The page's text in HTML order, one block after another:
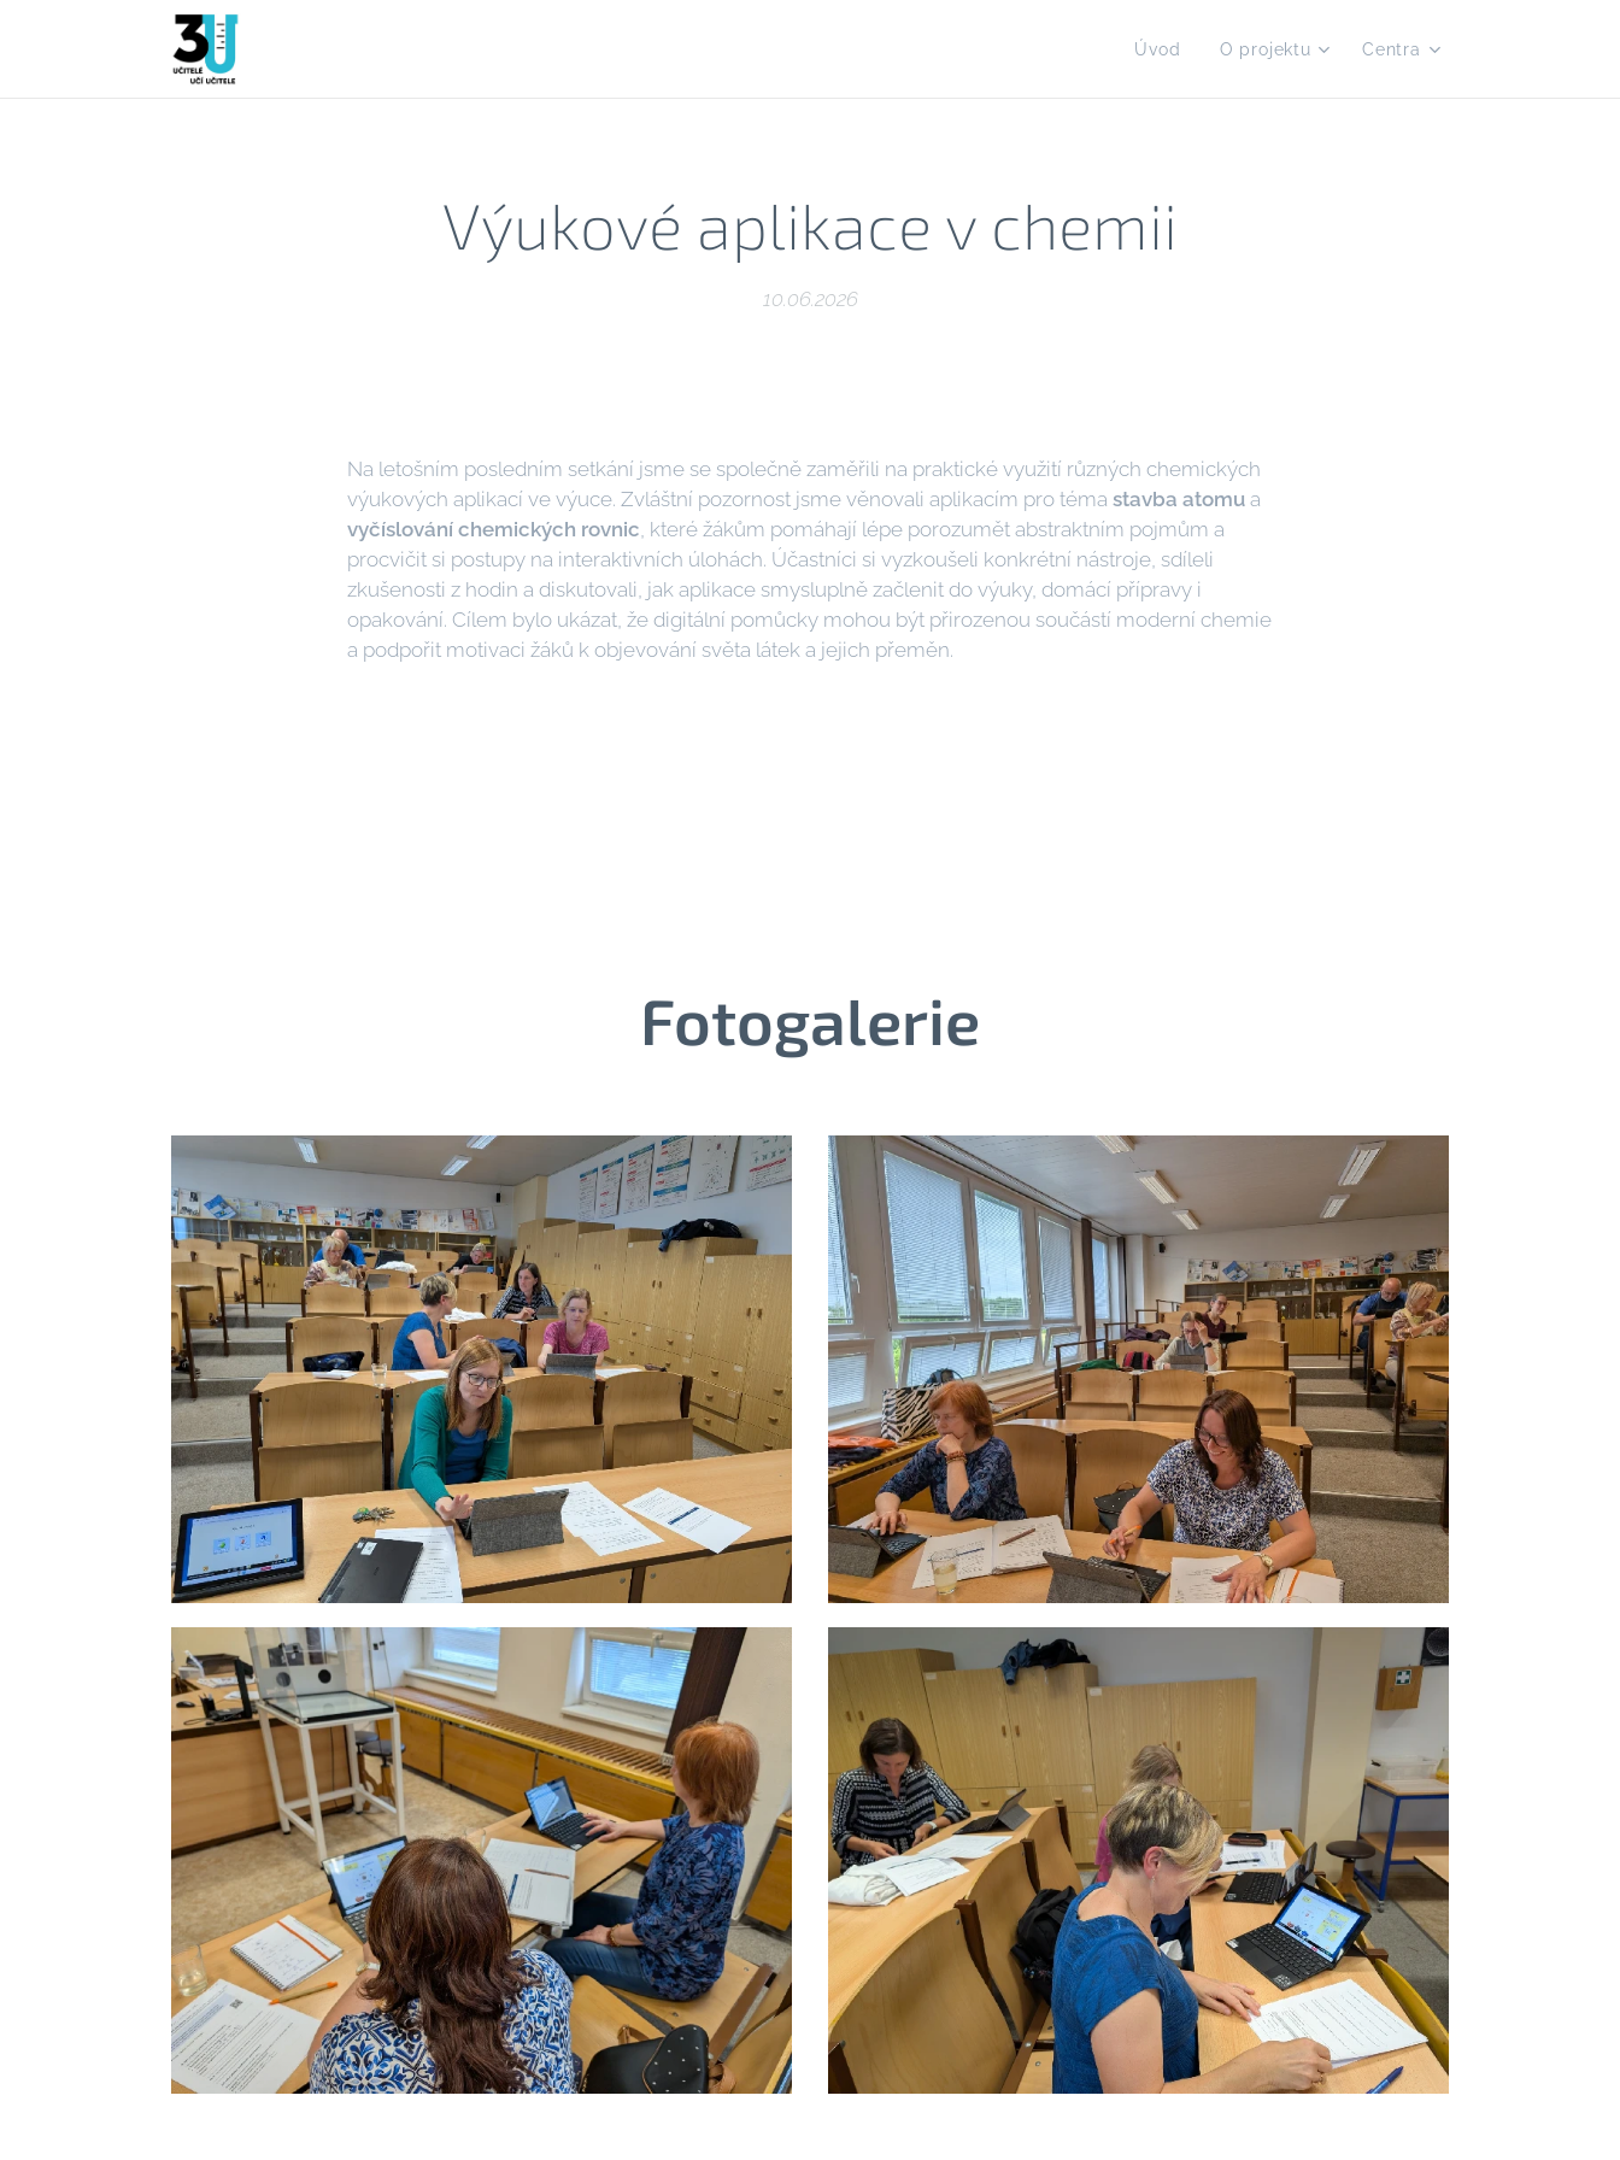
Úvod O projektu Centra
Výukové aplikace v chemii
10.06.2026
Na letošním posledním setkání jsme se společně zaměřili na praktické využití různých chemických
výukových aplikací ve výuce. Zvláštní pozornost jsme věnovali aplikacím pro téma stavba atomua
vyčíslování chemických rovnic, které žákům pomáhají lépe porozumět abstraktním pojmům a
procvičit si postupy na interaktivních úlohách. Účastníci si vyzkoušeli konkrétní nástroje, sdíleli
zkušenosti z hodin a diskutovali, jak aplikace smysluplně začlenit do výuky, domácí přípravy i
opakování. Cílem bylo ukázat, že digitální pomůcky mohou být přirozenou součástí moderní chemie
a podpořit motivaci žáků k objevování světa látek a jejich přeměn.
Fotogalerie